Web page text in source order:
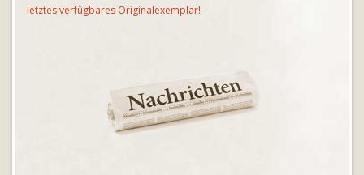
letztes verfügbares Originalexemplar!